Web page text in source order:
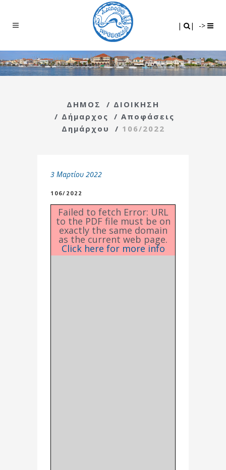
| | ->
ΔΗΜΟΣ / ΔΙΟΙΚΗΣΗ
/ Δήμαρχος / Αποφάσεις
Δημάρχου
/ 106/2022
3 Μαρτίου 2022
106/2022
Failed to fetch Error: URL
to the PDF file must be on
exactly the same domain
as the current web page.
Click here for more info